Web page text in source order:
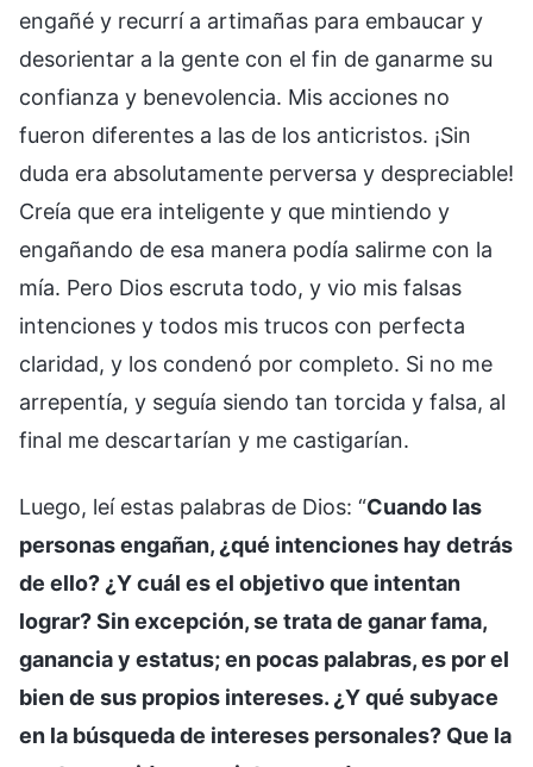
engañé y recurrí a artimañas para embaucar y
desorientar a la gente con el fin de ganarme su
confianza y benevolencia. Mis acciones no
fueron diferentes a las de los anticristos. ¡Sin
duda era absolutamente perversa y despreciable!
Creía que era inteligente y que mintiendo y
engañando de esa manera podía salirme con la
mía. Pero Dios escruta todo, y vio mis falsas
intenciones y todos mis trucos con perfecta
claridad, y los condenó por completo. Si no me
arrepentía, y seguía siendo tan torcida y falsa, al
final me descartarían y me castigarían.
Luego, leí estas palabras de Dios: “Cuando las
personas engañan, ¿qué intenciones hay detrás
de ello? ¿Y cuál es el objetivo que intentan
lograr? Sin excepción, se trata de ganar fama,
ganancia y estatus; en pocas palabras, es por el
bien de sus propios intereses. ¿Y qué subyace
en la búsqueda de intereses personales? Que la